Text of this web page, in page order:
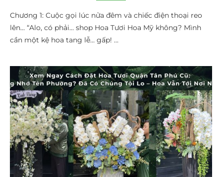
Chương 1: Cuộc gọi lúc nửa đêm và chiếc điện thoại reo
lên… “Alo, có phải… shop Hoa Tươi Hoa Mỹ không? Mình
cần một kệ hoa tang lễ… gấp! …